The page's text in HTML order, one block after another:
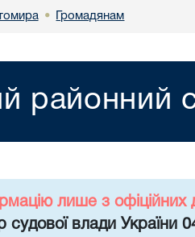
• Громадянам
лише з офіційних
судової влади України